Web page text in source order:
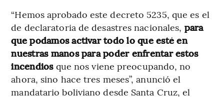
“Hemos aprobado este decreto 5235, que es el
de declaratoria de desastres nacionales, para
que podamos activar todo lo que esté en
nuestras manos para poder enfrentar estos
incendiosque nos viene preocupando, no
ahora, sino hace tres meses”, anunció el
mandatario boliviano desde Santa Cruz, el